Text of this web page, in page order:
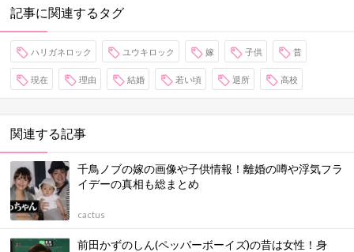
記事に関連するタグ
ハリガネロック ユウキロック 嫁 子供 昔
現在 理由 結婚 若い頃 退所 高校
関連する記事
千鳥ノブの嫁の画像や子供情報！離婚の噂や浮気フラ
イデーの真相も総まとめ
cactus
前田かずのしん(ペッパーボーイズ)の昔は女性！身